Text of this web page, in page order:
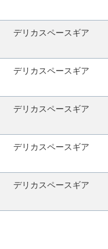
デリカスペースギア
デリカスペースギア
デリカスペースギア
デリカスペースギア
デリカスペースギア